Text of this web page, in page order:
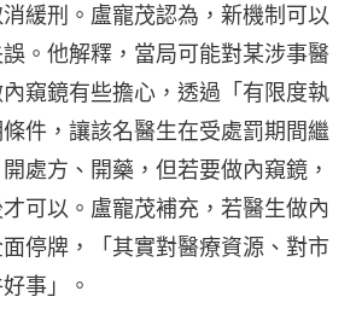
緩刑。盧寵茂認為，新機制可以
。他解釋，當局可能對某涉事醫
窺鏡有些擔心，透過「有限度執
件，讓該名醫生在受處罰期間繼
處方、開藥，但若要做內窺鏡，
可以。盧寵茂補充，若醫生做內
停牌，「其實對醫療資源、對市
事」。